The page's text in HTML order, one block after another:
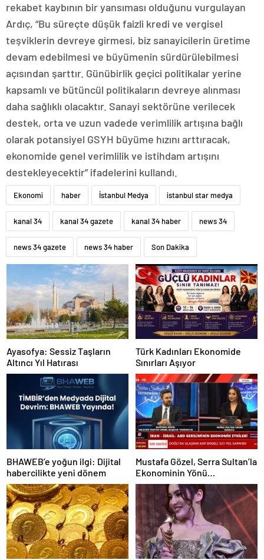
rekabet kaybının bir yansıması olduğunu vurgulayan
Ardıç, “Bu süreçte düşük faizli kredi ve vergisel
teşviklerin devreye girmesi, biz sanayicilerin üretime
devam edebilmesi ve büyümenin sürdürülebilmesi
açısından şarttır. Günübirlik geçici politikalar yerine
kapsamlı ve bütüncül politikaların devreye alınması
daha sağlıklı olacaktır. Sanayi sektörüne verilecek
destek, orta ve uzun vadede verimlilik artışına bağlı
olarak potansiyel GSYH büyüme hızını arttıracak,
ekonomide genel verimlilik ve istihdam artışını
destekleyecektir” ifadelerini kullandı.
Ekonomi haber İstanbul Medya istanbul star medya
kanal 34 kanal 34 gazete kanal 34 haber news 34
news 34 gazete news 34 haber Son Dakika
Ayasofya: Sessiz Taşların
Altıncı Yıl Hatırası
Türk Kadınları Ekonomide
Sınırları Aşıyor
BHAWEB’e yoğun ilgi: Dijital
habercilikte yeni dönem
Mustafa Gözel, Serra Sultan’la
Ekonominin Yönü
Programının Konuğu Oldu